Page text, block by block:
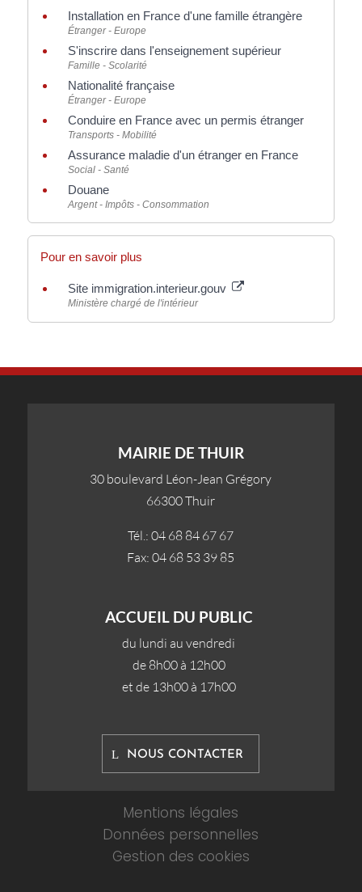
Installation en France d'une famille étrangère
Étranger - Europe
S'inscrire dans l'enseignement supérieur
Famille - Scolarité
Nationalité française
Étranger - Europe
Conduire en France avec un permis étranger
Transports - Mobilité
Assurance maladie d'un étranger en France
Social - Santé
Douane
Argent - Impôts - Consommation
Pour en savoir plus
Site immigration.interieur.gouv
Ministère chargé de l'intérieur
MAIRIE DE THUIR
30 boulevard Léon-Jean Grégory
66300 Thuir
Tél.: 04 68 84 67 67
Fax: 04 68 53 39 85
ACCUEIL DU PUBLIC
du lundi au vendredi
de 8h00 à 12h00
et de 13h00 à 17h00
NOUS CONTACTER
Mentions légales
Données personnelles
Gestion des cookies